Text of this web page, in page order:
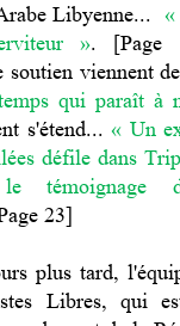
Libyenne...
«
». [Page
soutien viennent
qui paraît à
s'étend...« Un
défile dans
le
23]
plus tard,
Libres, qui